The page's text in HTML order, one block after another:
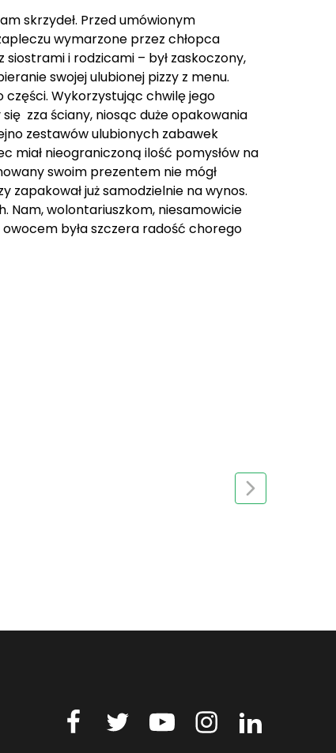
skrzydeł. Przed umówionym
wymarzone przez chłopca
i rodzicami – był zaskoczony,
swojej ulubionej pizzy z menu.
części. Wykorzystując chwilę jego
zza ściany, niosąc duże opakowania
zestawów ulubionych zabawek
miał nieograniczoną ilość pomysłów na
swoim prezentem nie mógł
już samodzielnie na wynos.
Nam, wolontariuszkom, niesamowicie
była szczera radość chorego